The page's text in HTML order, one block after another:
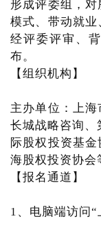
形成评委组，
模式、带动就业
经评委评审、
布。
【组织机构】
主办单位：上海
长城战略咨询、
际股权投资基
海股权投资协会
【报名通道】
1、电脑端访问“